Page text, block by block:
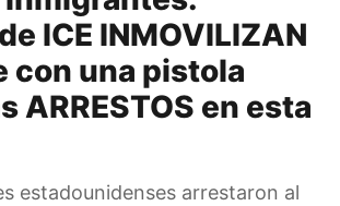
ICE INMOVILIZAN
con una pistola
ARRESTOS en esta
estadounidenses arrestaron al